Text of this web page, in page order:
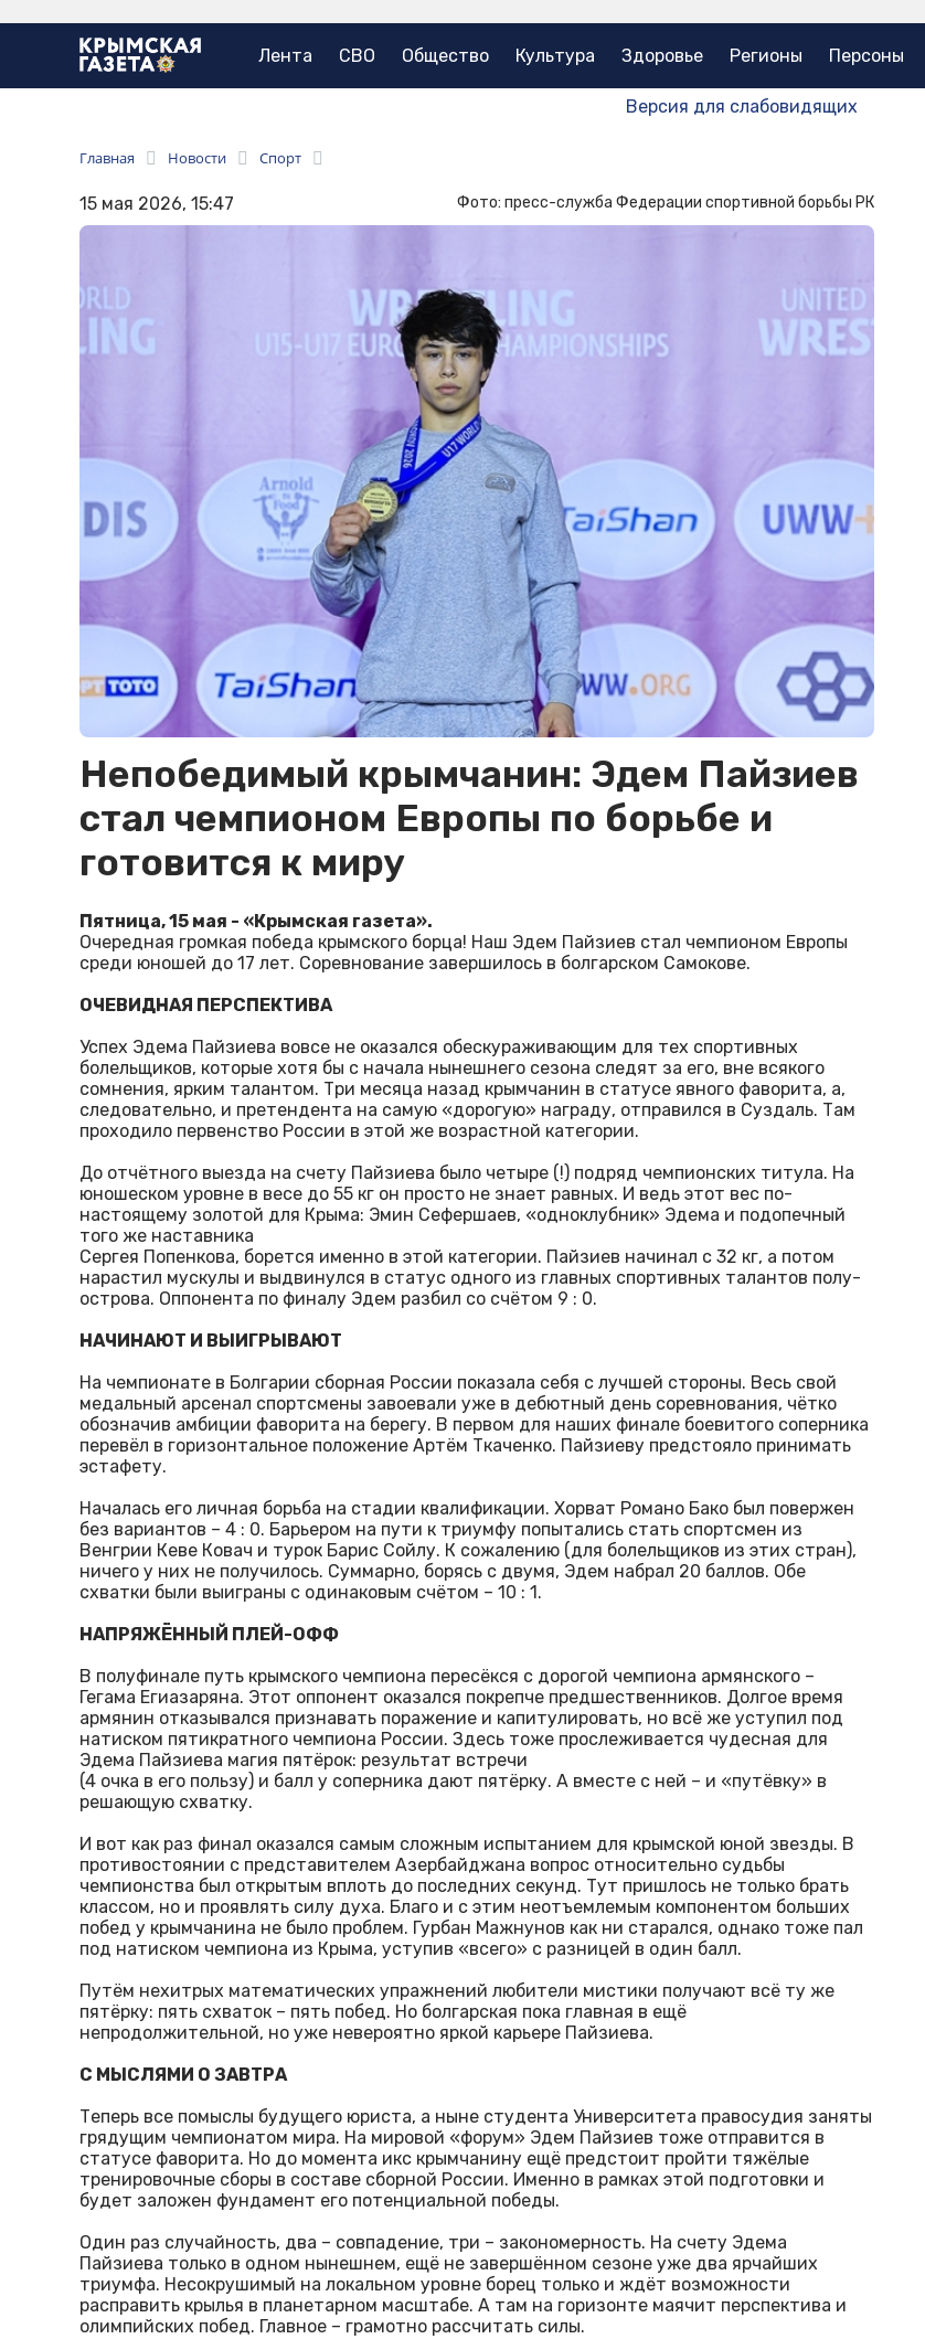
Лента СВО Общество Культура Здоровье Регионы Персоны
Версия для слабовидящих
Главная Новости Спорт
15 мая 2026, 15:47 Фото: пресс-служба Федерации спортивной борьбы РК
Непобедимый крымчанин: Эдем Пайзиев
стал чемпионом Европы по борьбе и
готовится к миру
Пятница, 15 мая - «Крымская газета».
Очередная громкая победа крымского борца! Наш Эдем Пайзиев стал чемпионом Европы
среди юношей до 17 лет. Соревнование завершилось в болгарском Самокове.
ОЧЕВИДНАЯ ПЕРСПЕКТИВА
Успех Эдема Пайзиева вовсе не оказался обескураживающим для тех спортивных
болельщиков, которые хотя бы с начала нынешнего сезона следят за его, вне всякого
сомнения, ярким талантом. Три месяца назад крымчанин в статусе явного фаворита, а,
следовательно, и претендента на самую «дорогую» награду, отправился в Суздаль. Там
проходило первенство России в этой же возрастной категории.
До отчётного выезда на счету Пайзиева было четыре (!) подряд чемпионских титула. На
юношеском уровне в весе до 55 кг он просто не знает равных. И ведь этот вес по-
настоящему золотой для Крыма: Эмин Сефершаев, «одноклубник» Эдема и подопечный
того же наставника
Сергея Попенкова, борется именно в этой категории. Пайзиев начинал с 32 кг, а потом
нарастил мускулы и выдвинулся в статус одного из главных спортивных талантов полу-
острова. Оппонента по финалу Эдем разбил со счётом 9 : 0.
НАЧИНАЮТ И ВЫИГРЫВАЮТ
На чемпионате в Болгарии сборная России показала себя с лучшей стороны. Весь свой
медальный арсенал спортсмены завоевали уже в дебютный день соревнования, чётко
обозначив амбиции фаворита на берегу. В первом для наших финале боевитого соперника
перевёл в горизонтальное положение Артём Ткаченко. Пайзиеву предстояло принимать
эстафету.
Началась его личная борьба на стадии квалификации. Хорват Романо Бако был повержен
без вариантов – 4 : 0. Барьером на пути к триумфу попытались стать спортсмен из
Венгрии Кеве Ковач и турок Барис Сойлу. К сожалению (для болельщиков из этих стран),
ничего у них не получилось. Суммарно, борясь с двумя, Эдем набрал 20 баллов. Обе
схватки были выиграны с одинаковым счётом – 10 : 1.
НАПРЯЖЁННЫЙ ПЛЕЙ-ОФФ
В полуфинале путь крымского чемпиона пересёкся с дорогой чемпиона армянского –
Гегама Егиазаряна. Этот оппонент оказался покрепче предшественников. Долгое время
армянин отказывался признавать поражение и капитулировать, но всё же уступил под
натиском пятикратного чемпиона России. Здесь тоже прослеживается чудесная для
Эдема Пайзиева магия пятёрок: результат встречи
(4 очка в его пользу) и балл у соперника дают пятёрку. А вместе с ней – и «путёвку» в
решающую схватку.
И вот как раз финал оказался самым сложным испытанием для крымской юной звезды. В
противостоянии с представителем Азербайджана вопрос относительно судьбы
чемпионства был открытым вплоть до последних секунд. Тут пришлось не только брать
классом, но и проявлять силу духа. Благо и с этим неотъемлемым компонентом больших
побед у крымчанина не было проблем. Гурбан Мажнунов как ни старался, однако тоже пал
под натиском чемпиона из Крыма, уступив «всего» с разницей в один балл.
Путём нехитрых математических упражнений любители мистики получают всё ту же
пятёрку: пять схваток – пять побед. Но болгарская пока главная в ещё
непродолжительной, но уже невероятно яркой карьере Пайзиева.
С МЫСЛЯМИ О ЗАВТРА
Теперь все помыслы будущего юриста, а ныне студента Университета правосудия заняты
грядущим чемпионатом мира. На мировой «форум» Эдем Пайзиев тоже отправится в
статусе фаворита. Но до момента икс крымчанину ещё предстоит пройти тяжёлые
тренировочные сборы в составе сборной России. Именно в рамках этой подготовки и
будет заложен фундамент его потенциальной победы.
Один раз случайность, два – совпадение, три – закономерность. На счету Эдема
Пайзиева только в одном нынешнем, ещё не завершённом сезоне уже два ярчайших
триумфа. Несокрушимый на локальном уровне борец только и ждёт возможности
расправить крылья в планетарном масштабе. А там на горизонте маячит перспектива и
олимпийских побед. Главное – грамотно рассчитать силы.